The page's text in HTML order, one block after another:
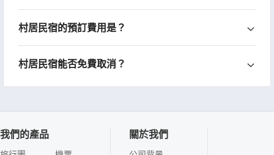
村居民宿的預訂費用是？
村居民宿能否免費取消？
我們的產品 關於我們